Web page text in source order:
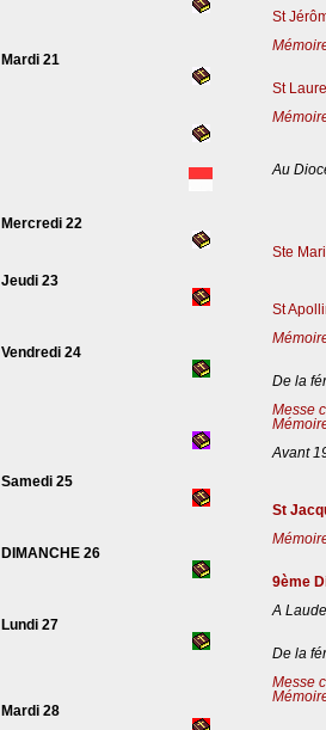
St
Mardi 21
St
Au
Mercredi 22
Ste
Jeudi 23
St
Vendredi 24
De la
Messe
Avant
Samedi 25
St
DIMANCHE 26
9ème
A
Lundi 27
De la
Messe
Mardi 28